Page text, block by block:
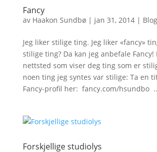
Fancy
av Haakon Sundbø| jan 31, 2014|
Jeg liker stilige ting. Jeg liker «fancy»
stilige ting? Da kan jeg anbefale Fancy!
nettsted som viser deg ting som er
noen ting jeg syntes var stilige: Ta en
Fancy-profil her: fancy.com/hsundbo
Forskjellige studiolys